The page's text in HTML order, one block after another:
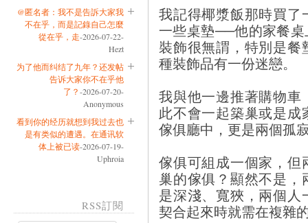
@匿名者：我不是告訴大家我
不在乎，而是記錄自己怎麼
從在乎，走-2026-07-22-
Hezt
为了他而纠结了九年？还发帖
告诉大家你不在乎他
了？-2026-07-20-
Anonymous
看到你的经历就想到我过去也
是有类似的遭遇。在通讯软
体上被已读-2026-07-19-
Uphroia
RSS訂閱
我記得椰漿飯那時買了
一些桌墊──他的家餐
裝飾很無謂，特別是
種裝飾品有一份迷戀。
我與他一邊推著購物車
此不會一起築巢或是
傢俱廳中，更是兩個孤
傢俱可組成一個家，但
巢的傢俱？顯然不是，
是深淺、寬狹，兩個
契合起來時就需在複雜